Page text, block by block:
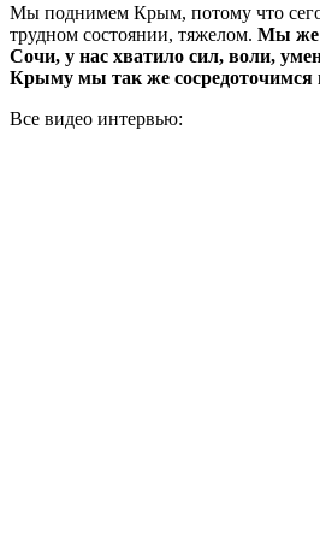
Мы поднимем Крым, потому что
трудном состоянии, тяжелом. Мы же
Сочи, у нас хватило сил, воли,
Крыму мы так же сосредоточимся
Все видео интервью: